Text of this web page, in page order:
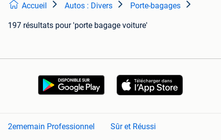
Accueil Autos : Divers Porte-bagages
197 résultats pour 'porte bagage voiture'
2ememain Professionnel
Sûr et Réussi